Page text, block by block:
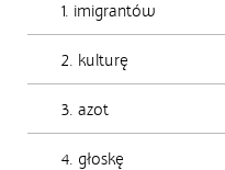
1. imigrantów
2. kulturę
3. azot
4. głoskę